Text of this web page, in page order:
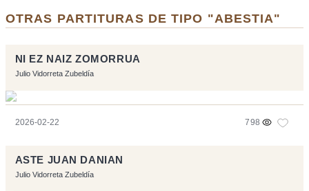
OTRAS PARTITURAS DE TIPO "ABESTIA"
NI EZ NAIZ ZOMORRUA
Julio Vidorreta Zubeldía
2026-02-22 798
ASTE JUAN DANIAN
Julio Vidorreta Zubeldía